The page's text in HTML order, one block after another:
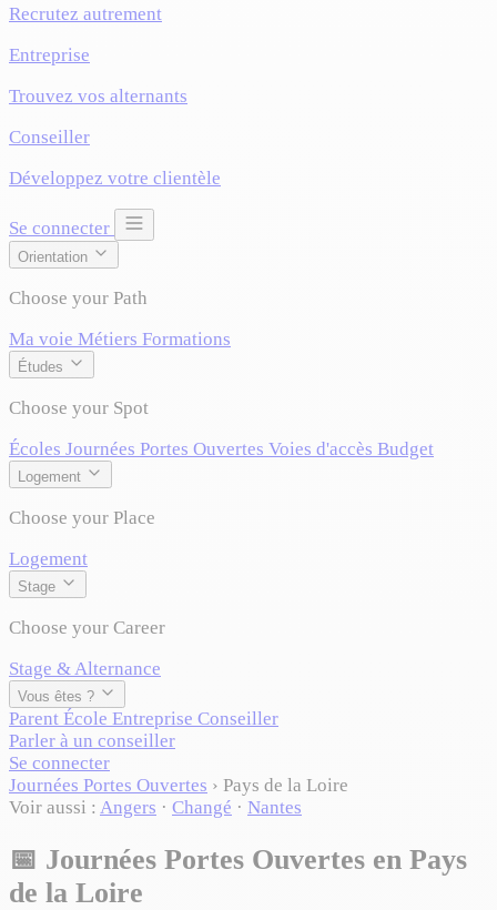
Recrutez autrement
Entreprise
Trouvez vos alternants
Conseiller
Développez votre clientèle
Se connecter
Orientation
Choose your Path
Ma voie Métiers Formations
Études
Choose your Spot
Écoles Journées Portes Ouvertes Voies d'accès Budget
Logement
Choose your Place
Logement
Stage
Choose your Career
Stage & Alternance
Vous êtes ?
Parent École Entreprise Conseiller
Parler à un conseiller
Se connecter
Journées Portes Ouvertes › Pays de la Loire
Voir aussi : Angers · Changé · Nantes
📅 Journées Portes Ouvertes en Pays
de la Loire